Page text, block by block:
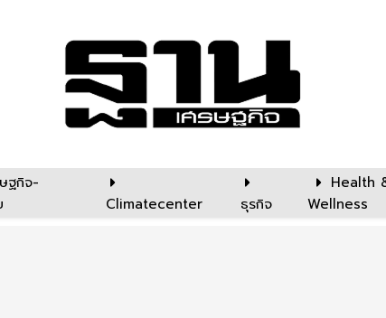
ฐกิจ-
Climatecenter ธุรกิจ
Health
Wellness